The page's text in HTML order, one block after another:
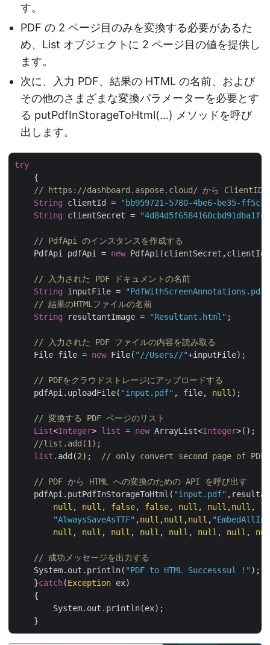
す。
PDF の 2 ページ目のみを変換する必要があるた
め、List オブジェクトに 2 ページ目の値を提供し
ます。
次に、入力 PDF、結果の HTML の名前、および
その他のさまざまな変換パラメーターを必要とす
る putPdfInStorageToHtml(…) メソッドを呼び
出します。
try
    {
// https://dashboard.aspose.cloud/ から ClientID
String clientId =
"bb959721-5780-4be6-be35-
String clientSecret =
// PdfApi のインスタンスを作成する
    PdfApi pdfApi =
new
// 入力された PDF ドキュメントの名前
String inputFile =
"PdfWithScreenAnnotations.pdf"
// 結果のHTMLファイルの名前
String resultantImage = "Resultant.html" ;
// 入力された PDF ファイルの内容を読み取る
    File file =
new File( "//Users//"+inputFile);
// PDFをクラウドストレージにアップロードする
    pdfApi.uploadFile(
"input.pdf" , file, null );
// 変換する PDF ページのリスト
List<Integer> list = new ArrayList<Integer>();
//list.add(1);
list .add(2); // only convert second page of PDF
// PDF から HTML への変換のための API を呼び出す
    pdfApi.putPdfInStorageToHtml(
"input.pdf"
null , null , false, false, null , null ,null ,
"AlwaysSaveAsTTF" ,null ,null ,null ,
null , null , null , null , null , null , null ,
// 成功メッセージを出力する
    System.out.println(
"PDF to HTML Successsul !" );
    }
catch(Exception ex)
    {